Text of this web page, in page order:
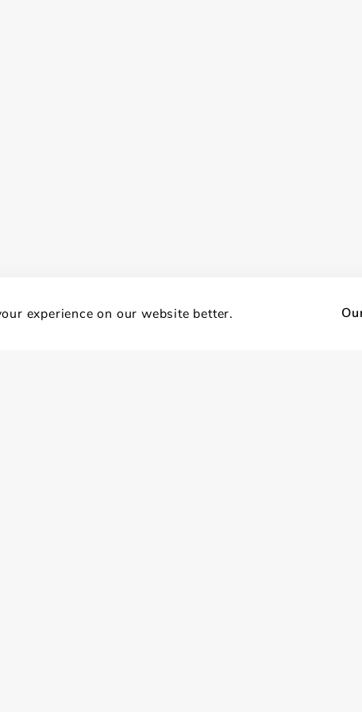
experience on our website better.